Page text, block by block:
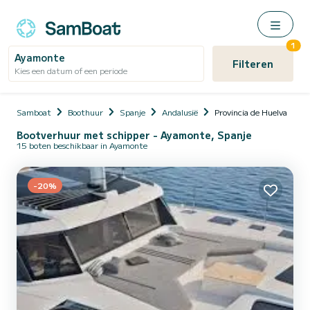
Ayamonte
Kies een datum of een periode Filteren
1
Samboat Boothuur Spanje Andalusië Provincia de Huelva
Bootverhuur met schipper - Ayamonte, Spanje
15 boten beschikbaar in Ayamonte
-20%